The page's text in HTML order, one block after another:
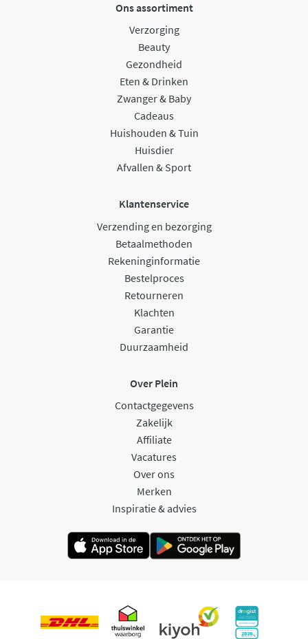
Ons assortiment
Verzorging
Beauty
Gezondheid
Eten & Drinken
Zwanger & Baby
Cadeaus
Huishouden & Tuin
Huisdier
Afvallen & Sport
Klantenservice
Verzending en bezorging
Betaalmethoden
Rekeninginformatie
Bestelproces
Retourneren
Klachten
Garantie
Duurzaamheid
Over Plein
Contactgegevens
Zakelijk
Affiliate
Vacatures
Over ons
Merken
Inspiratie & advies